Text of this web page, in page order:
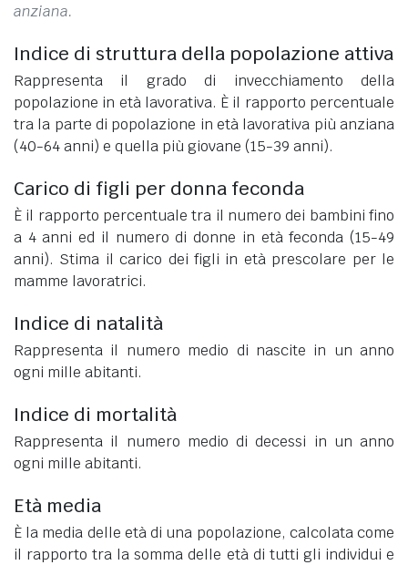
anziana.
Indice di struttura della popolazione attiva
Rappresenta il grado di invecchiamento della
popolazione in età lavorativa. È il rapporto percentuale
tra la parte di popolazione in età lavorativa più anziana
(40-64 anni) e quella più giovane (15-39 anni).
Carico di figli per donna feconda
È il rapporto percentuale tra il numero dei bambini fino
a 4 anni ed il numero di donne in età feconda (15-49
anni). Stima il carico dei figli in età prescolare per le
mamme lavoratrici.
Indice di natalità
Rappresenta il numero medio di nascite in un anno
ogni mille abitanti.
Indice di mortalità
Rappresenta il numero medio di decessi in un anno
ogni mille abitanti.
Età media
È la media delle età di una popolazione, calcolata come
il rapporto tra la somma delle età di tutti gli individui e